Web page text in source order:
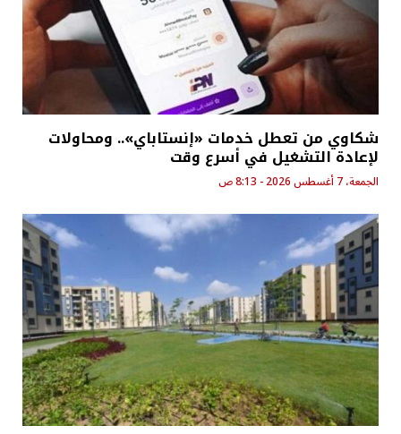
شكاوي من تعطل خدمات «إنستاباي».. ومحاولات
لإعادة التشغيل في أسرع وقت
الجمعة، 7 أغسطس 2026 - 8:13 ص